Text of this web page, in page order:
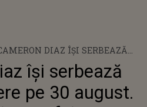
DIAZ ÎŞI SERBEAZĂ
ZIUA DE NAŞTERE PE 30
CÂŢI ANI ÎMPLINEŞTE
ACTRIŢĂ?
îşi serbează
pe 30 august.